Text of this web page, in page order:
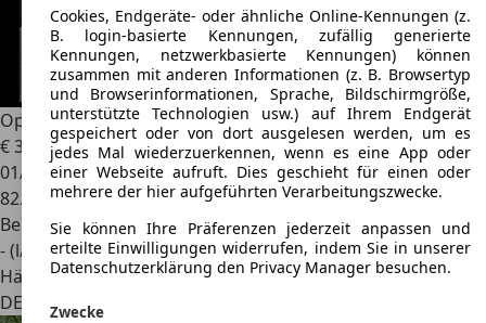
Opel KadettC Limo 1,2 Oldtimer 83Tkm Bj.79 FESTPREIS
€ 3.999
01/1979
82.999 km
Benzin
- (l/100 km)
Händler
DE 89165
Dietenheim
Cookies, Endgeräte- oder ähnliche Online-Kennungen (z.
B. login-basierte Kennungen, zufällig generierte
Kennungen, netzwerkbasierte Kennungen) können
zusammen mit anderen Informationen (z. B. Browsertyp
und Browserinformationen, Sprache, Bildschirmgröße,
unterstützte Technologien usw.) auf Ihrem Endgerät
gespeichert oder von dort ausgelesen werden, um es
jedes Mal wiederzuerkennen, wenn es eine App oder
einer Webseite aufruft. Dies geschieht für einen oder
mehrere der hier aufgeführten Verarbeitungszwecke.
Sie können Ihre Präferenzen jederzeit anpassen und
erteilte Einwilligungen widerrufen, indem Sie in unserer
Datenschutzerklärung den Privacy Manager besuchen.
Zwecke